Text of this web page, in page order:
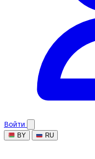
Войти
BY RU